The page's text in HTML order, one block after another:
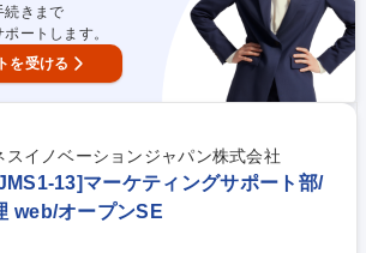
続きまで
ートします。
を受ける
イノベーションジャパン株式会社
13]マーケティングサポート部/
web/オープンSE